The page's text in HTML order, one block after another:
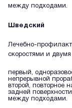
между подходами.
Шведский
Лечебно-
скоростями и
первый,
непрерывной
второй, повторное
задней
между подходами.